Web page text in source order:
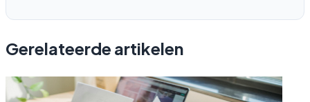
Gerelateerde artikelen